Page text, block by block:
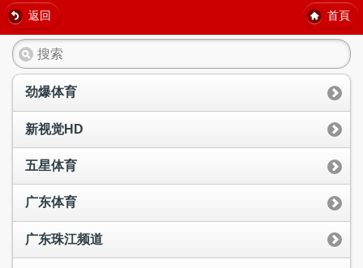
返回 首頁
劲爆体育
新视觉HD
五星体育
广东体育
广东珠江频道